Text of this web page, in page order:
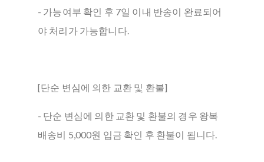
- 가능여부 확인 후 7일 이내 반송이 완료되어
야 처리가 가능합니다.
[단순 변심에 의한 교환 및 환불]
- 단순 변심에 의한 교환 및 환불의 경우 왕복
배송비 5,000원 입금 확인 후 환불이 됩니다.